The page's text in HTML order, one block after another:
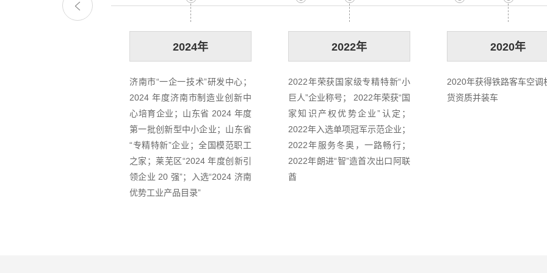
2024年
济南市“一企一技术”研发中心；
2024 年度济南市制造业创新中
心培育企业；山东省 2024 年度
第一批创新型中小企业；山东省
“专精特新”企业；全国模范职工
之家；莱芜区“2024 年度创新引
领企业 20 强”；入选“2024 济南
优势工业产品目录”
2022年
2022年荣获国家级专精特新“小
巨人”企业称号； 2022年荣获“国
家知识产权优势企业”认定；
2022年入选单项冠军示范企业；
2022年服务冬奥，一路畅行；
2022年朗进“智”造首次出口阿联
酋
2020年
2020年获得铁路客车空调
货资质并装车